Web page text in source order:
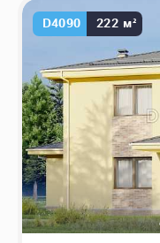
D4090 222 м²